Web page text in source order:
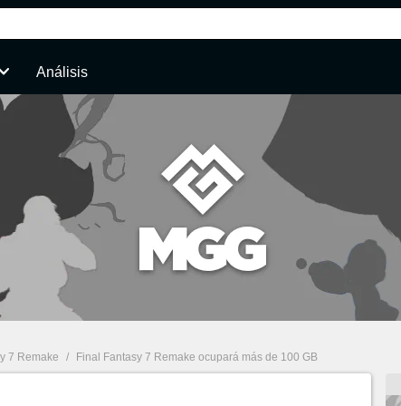
Análisis
7 Remake / Final Fantasy 7 Remake ocupará más de 100 GB